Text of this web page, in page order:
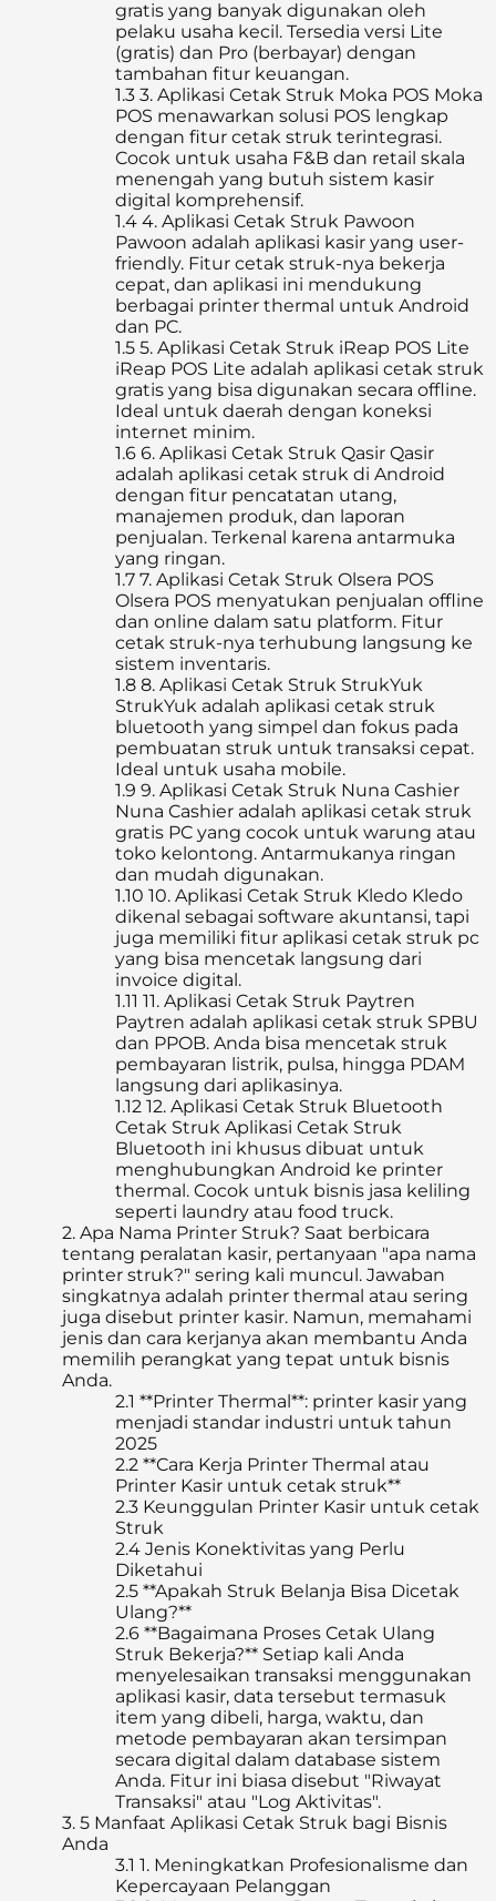
gratis yang banyak digunakan oleh
pelaku usaha kecil. Tersedia versi Lite
(gratis) dan Pro (berbayar) dengan
tambahan fitur keuangan.
1.3 3. Aplikasi Cetak Struk Moka POS Moka
POS menawarkan solusi POS lengkap
dengan fitur cetak struk terintegrasi.
Cocok untuk usaha F&B dan retail skala
menengah yang butuh sistem kasir
digital komprehensif.
1.4 4. Aplikasi Cetak Struk Pawoon
Pawoon adalah aplikasi kasir yang user-
friendly. Fitur cetak struk-nya bekerja
cepat, dan aplikasi ini mendukung
berbagai printer thermal untuk Android
dan PC.
1.5 5. Aplikasi Cetak Struk iReap POS Lite
iReap POS Lite adalah aplikasi cetak struk
gratis yang bisa digunakan secara offline.
Ideal untuk daerah dengan koneksi
internet minim.
1.6 6. Aplikasi Cetak Struk Qasir Qasir
adalah aplikasi cetak struk di Android
dengan fitur pencatatan utang,
manajemen produk, dan laporan
penjualan. Terkenal karena antarmuka
yang ringan.
1.7 7. Aplikasi Cetak Struk Olsera POS
Olsera POS menyatukan penjualan offline
dan online dalam satu platform. Fitur
cetak struk-nya terhubung langsung ke
sistem inventaris.
1.8 8. Aplikasi Cetak Struk StrukYuk
StrukYuk adalah aplikasi cetak struk
bluetooth yang simpel dan fokus pada
pembuatan struk untuk transaksi cepat.
Ideal untuk usaha mobile.
1.9 9. Aplikasi Cetak Struk Nuna Cashier
Nuna Cashier adalah aplikasi cetak struk
gratis PC yang cocok untuk warung atau
toko kelontong. Antarmukanya ringan
dan mudah digunakan.
1.10 10. Aplikasi Cetak Struk Kledo Kledo
dikenal sebagai software akuntansi, tapi
juga memiliki fitur aplikasi cetak struk pc
yang bisa mencetak langsung dari
invoice digital.
1.11 11. Aplikasi Cetak Struk Paytren
Paytren adalah aplikasi cetak struk SPBU
dan PPOB. Anda bisa mencetak struk
pembayaran listrik, pulsa, hingga PDAM
langsung dari aplikasinya.
1.12 12. Aplikasi Cetak Struk Bluetooth
Cetak Struk Aplikasi Cetak Struk
Bluetooth ini khusus dibuat untuk
menghubungkan Android ke printer
thermal. Cocok untuk bisnis jasa keliling
seperti laundry atau food truck.
2. Apa Nama Printer Struk? Saat berbicara
tentang peralatan kasir, pertanyaan "apa nama
printer struk?" sering kali muncul. Jawaban
singkatnya adalah printer thermal atau sering
juga disebut printer kasir. Namun, memahami
jenis dan cara kerjanya akan membantu Anda
memilih perangkat yang tepat untuk bisnis
Anda.
2.1 **Printer Thermal**: printer kasir yang
menjadi standar industri untuk tahun
2025
2.2 **Cara Kerja Printer Thermal atau
Printer Kasir untuk cetak struk**
2.3 Keunggulan Printer Kasir untuk cetak
Struk
2.4 Jenis Konektivitas yang Perlu
Diketahui
2.5 **Apakah Struk Belanja Bisa Dicetak
Ulang?**
2.6 **Bagaimana Proses Cetak Ulang
Struk Bekerja?** Setiap kali Anda
menyelesaikan transaksi menggunakan
aplikasi kasir, data tersebut termasuk
item yang dibeli, harga, waktu, dan
metode pembayaran akan tersimpan
secara digital dalam database sistem
Anda. Fitur ini biasa disebut "Riwayat
Transaksi" atau "Log Aktivitas".
3. 5 Manfaat Aplikasi Cetak Struk bagi Bisnis
Anda
3.1 1. Meningkatkan Profesionalisme dan
Kepercayaan Pelanggan